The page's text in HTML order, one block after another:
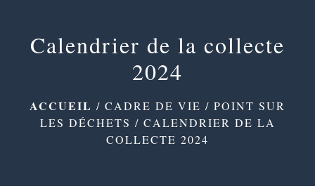
Calendrier de la collecte
2024
ACCUEIL / CADRE DE VIE / POINT SUR
LES DÉCHETS / CALENDRIER DE LA
COLLECTE 2024